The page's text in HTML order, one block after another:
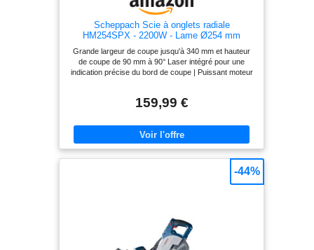
Scheppach Scie à onglets radiale
HM254SPX - 2200W - Lame Ø254 mm
Grande largeur de coupe jusqu'à 340 mm et hauteur
de coupe de 90 mm à 90° Laser intégré pour une
indication précise du bord de coupe | Puissant moteur
précises et nettes dans le bois massif, plus une
de pièces en aluminium réglables des deux côtés pour
une plus grande surface d'appui | Bâti résistant en
aluminium moulé sous pression Scie à onglet stable
159,99 €
-44%